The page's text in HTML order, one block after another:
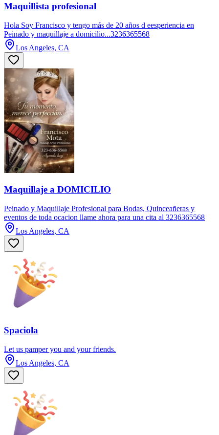
Maquillista profesional
Hola Soy Francisco y tengo más de 20 años d eesperiencia en
Peinado y maquillaje a domicilio...3236365568
Los Angeles, CA
Maquillaje a DOMICILIO
Peinado y Maquillaje Profesional para Bodas, Quinceañeras y
eventos de toda ocacion llame ahora para una cita al 3236365568
Los Angeles, CA
Spaciola
Let us pamper you and your friends.
Los Angeles, CA